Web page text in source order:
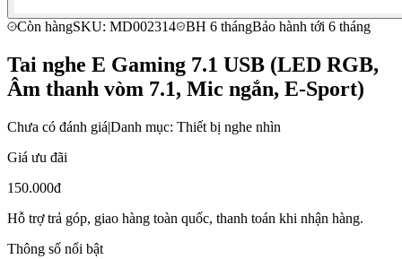
Còn hàngSKU: MD002314 BH 6 thángBảo hành tới 6 tháng
Tai nghe E Gaming 7.1 USB (LED RGB,
Âm thanh vòm 7.1, Mic ngắn, E-Sport)
Chưa có đánh giá|Danh mục: Thiết bị nghe nhìn
Giá ưu đãi
150.000đ
Hỗ trợ trả góp, giao hàng toàn quốc, thanh toán khi nhận hàng.
Thông số nổi bật